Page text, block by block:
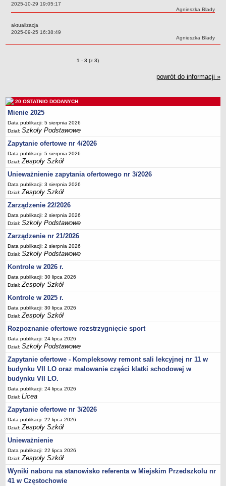
Wielofunkcyjna Placówka
Specjalny Ośrodek nr 1
Specjalny Ośrodek nr 5
Godziny dyżurów
Ogłoszenie
Zarządzenia
Kontrole
Rejestry, ewidencje, archiwa
Sprawozdania
Deklaracja dostępności
PORADNIE PSYCHOLOGICZNO-PEDAGOGICZNE
Zespół Poradni
BIURO FINANSÓW OŚWIATY
Dane podstawowe
Statut
Majątek
Godziny dyżurów
Ogłoszenia
Zarządzenia
Rejestry, ewidencje, archiwa
Kontrole
PONOWNE WYKORZYSTYWANIE
Sprawozdania
Deklaracja dostępności
DEKLARACJA DOSTĘPNOŚCI
OŚWIADCZENIA MAJĄTKOWE
PONOWNE WYKORZYSTYWANIE
UDOSTĘPNIANIE INFORMACJI PUBLICZNEJ
OCHRONA DANYCH OSOBOWYCH
Data:
2025-10-29 19:05:17
Autor:
Agnieszka Blady
aktualizacja
Data:
2025-09-25 16:38:49
Autor:
Agnieszka Blady
Zmiany o pozycjach
1 - 3 (z 3)
powrót do informacji »
20 OSTATNIO DODANYCH
Mienie 2025
Data publikacji: 5 sierpnia 2026
Dział:Szkoły Podstawowe
Zapytanie ofertowe nr 4/2026
Data publikacji: 5 sierpnia 2026
Dział:Zespoły Szkół
Unieważnienie zapytania ofertowego nr 3/2026
Data publikacji: 3 sierpnia 2026
Dział:Zespoły Szkół
Zarządzenie 22/2026
Data publikacji: 2 sierpnia 2026
Dział:Szkoły Podstawowe
Zarządzenie nr 21/2026
Data publikacji: 2 sierpnia 2026
Dział:Szkoły Podstawowe
Kontrole w 2026 r.
Data publikacji: 30 lipca 2026
Dział:Zespoły Szkół
Kontrole w 2025 r.
Data publikacji: 30 lipca 2026
Dział:Zespoły Szkół
Rozpoznanie ofertowe rozstrzygnięcie sport
Data publikacji: 24 lipca 2026
Dział:Szkoły Podstawowe
Zapytanie ofertowe - Kompleksowy remont sali lekcyjnej nr 11 w
budynku VII LO oraz malowanie części klatki schodowej w
budynku VII LO.
Data publikacji: 24 lipca 2026
Dział:Licea
Zapytanie ofertowe nr 3/2026
Data publikacji: 22 lipca 2026
Dział:Zespoły Szkół
Unieważnienie
Data publikacji: 22 lipca 2026
Dział:Zespoły Szkół
Wyniki naboru na stanowisko referenta w Miejskim Przedszkolu nr
41 w Częstochowie